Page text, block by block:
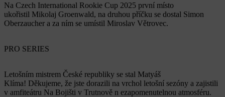
Na Czech International Rookie Cup 2025 první místo
ukořistil Mikolaj Groenwald, na druhou příčku se dostal Simon
Oberzaucher a za ním se umístil Miroslav Větrovec.
PRO SERIES
Letošním mistrem České republiky se stal Matyáš
Klíma! Děkujeme, že jste dorazili na vrchol letošní sezóny a zajistili
v amfiteátru Na Bojišti v Trutnově n ezapomenutelnou atmosféru.